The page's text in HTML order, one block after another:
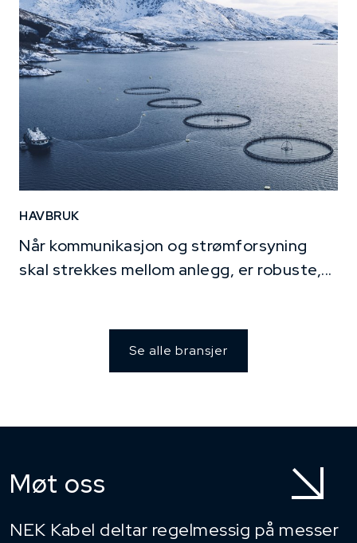
HAVBRUK
Når kommunikasjon og strømforsyning
skal strekkes mellom anlegg, er robuste,...
Se alle bransjer
Møt oss
NEK Kabel deltar regelmessig på messer